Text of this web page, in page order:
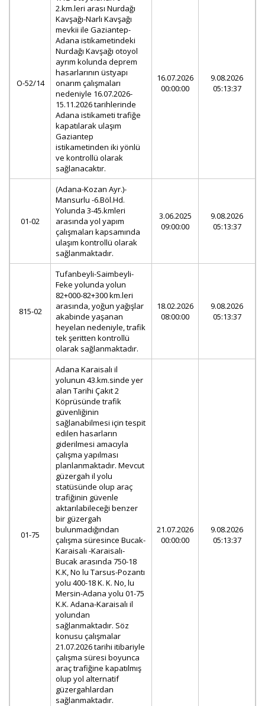
O-52/14
2.km.leri arası Nurdağı
Kavşağı-Narlı Kavşağı
mevkii ile Gaziantep-
Adana istikametindeki
Nurdağı Kavşağı otoyol
ayrım kolunda deprem
hasarlarının üstyapı
onarım çalışmaları
nedeniyle 16.07.2026-
15.11.2026 tarihlerinde
Adana istikameti trafiğe
kapatılarak ulaşım
Gaziantep
istikametinden iki yönlü
ve kontrollü olarak
sağlanacaktır.
16.07.2026
00:00:00
9.08.2026
05:13:37
01-02
(Adana-Kozan Ayr.)-
Mansurlu -6.Böl.Hd.
Yolunda 3-45.kmleri
arasında yol yapım
çalışmaları kapsamında
ulaşım kontrollü olarak
sağlanmaktadır.
3.06.2025
09:00:00
9.08.2026
05:13:37
815-02
Tufanbeyli-Saimbeyli-
Feke yolunda yolun
82+000-82+300 km.leri
arasında, yoğun yağışlar
akabinde yaşanan
heyelan nedeniyle, trafik
tek şeritten kontrollü
olarak sağlanmaktadır.
18.02.2026
08:00:00
9.08.2026
05:13:37
01-75
Adana Karaisalı il
yolunun 43.km.sinde yer
alan Tarihi Çakıt 2
Köprüsünde trafik
güvenliğinin
sağlanabilmesi için tespit
edilen hasarların
giderilmesi amacıyla
çalışma yapılması
planlanmaktadır. Mevcut
güzergah il yolu
statüsünde olup araç
trafiğinin güvenle
aktarılabileceği benzer
bir güzergah
bulunmadığından
çalışma süresince Bucak-
Karaisalı -Karaisalı-
Bucak arasında 750-18
K.K, No lu Tarsus-Pozantı
yolu 400-18 K. K. No, lu
Mersin-Adana yolu 01-75
K.K. Adana-Karaisalı il
yolundan
sağlanmaktadır. Söz
konusu çalışmalar
21.07.2026 tarihi itibariyle
çalışma süresi boyunca
araç trafiğine kapatılmış
olup yol alternatif
güzergahlardan
sağlanmaktadır.
21.07.2026
00:00:00
9.08.2026
05:13:37